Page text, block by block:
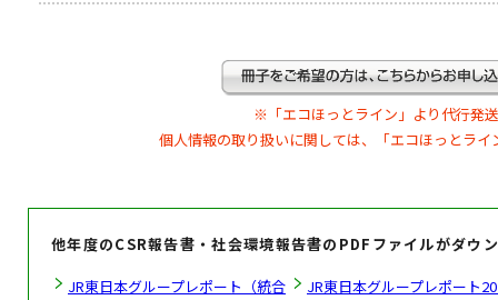
※「エコほっとライン」より代行発
個人情報の取り扱いに関しては、「エコほっとラ
他年度のCSR報告書・社会環境報告書のPDFファイルがダウ
JR東日本グループレポート（統合
JR東日本グループレポート